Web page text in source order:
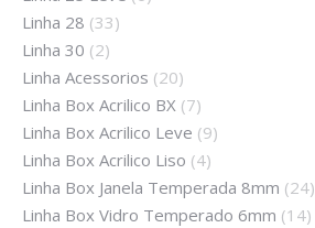
Linha 28 (33)
Linha 30 (2)
Linha Acessorios (20)
Linha Box Acrilico BX (7)
Linha Box Acrilico Leve (9)
Linha Box Acrilico Liso (4)
Linha Box Janela Temperada 8mm (24)
Linha Box Vidro Temperado 6mm (14)